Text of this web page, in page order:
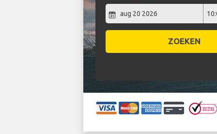
ZOEKEN